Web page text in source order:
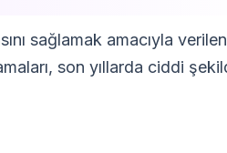
sağlamak amacıyla verilen
son yıllarda ciddi